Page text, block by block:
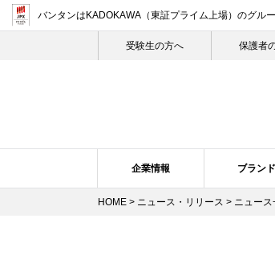
バンタンはKADOKAWA（東証プライム上場） のグル
受験生の⽅へ 保護者
企業情報 ブランド
HOME > ニュース・リリース > ニュー